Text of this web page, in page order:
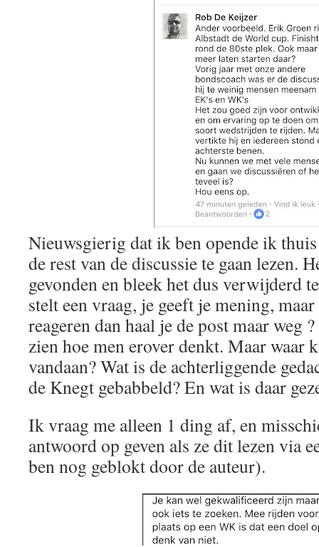
Nieuwsgierig dat ik ben opende ik
de rest van de discussie te gaan lezen.
gevonden en bleek het dus verwijderd
stelt een vraag, je geeft je mening,
reageren dan haal je de post maar weg
zien hoe men erover denkt. Maar waar
vandaan? Wat is de achterliggende
de Knegt gebabbeld? En wat is daar
Ik vraag me alleen 1 ding af, en
antwoord op geven als ze dit lezen via
ben nog geblokt door de auteur).